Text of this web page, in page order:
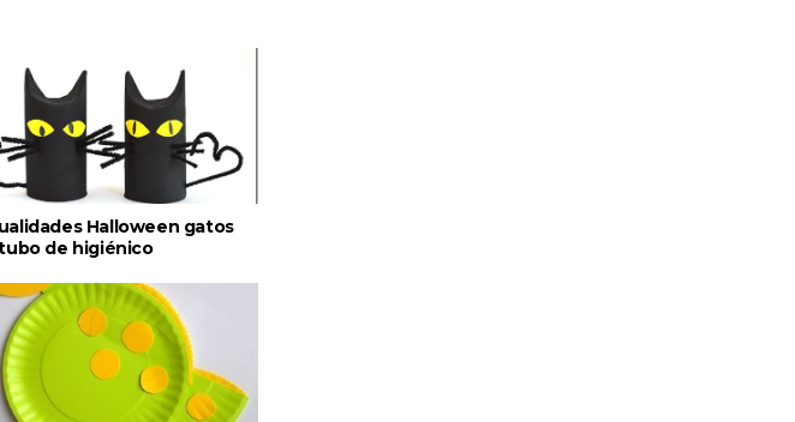
Halloween gatos
de higiénico